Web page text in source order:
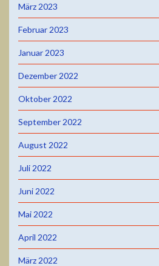
März 2023
Februar 2023
Januar 2023
Dezember 2022
Oktober 2022
September 2022
August 2022
Juli 2022
Juni 2022
Mai 2022
April 2022
März 2022